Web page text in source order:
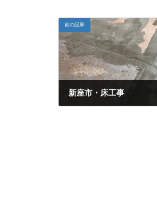
前の記事
新座市・床工事